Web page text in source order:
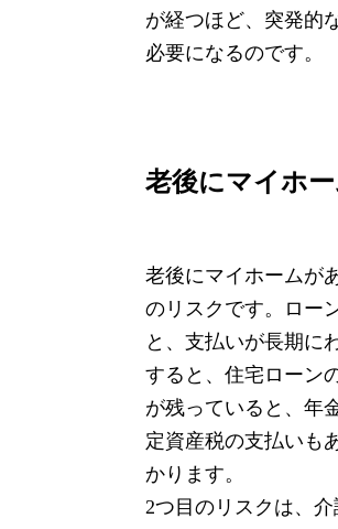
が経つほど、突発的
必要になるのです。
老後にマイホ
老後にマイホームが
のリスクです。ロー
と、支払いが長期に
すると、住宅ローン
が残っていると、年
定資産税の支払いも
かります。
2つ目のリスクは、